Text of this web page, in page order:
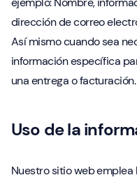
dirección de correo
Así mismo cuando sea
información específica
una entrega o facturación.
Uso de la
Nuestro sitio web